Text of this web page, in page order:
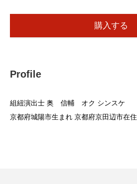
購入する
Profile
組紐演出士 奥 信輔 オク シンスケ
京都府城陽市生まれ 京都府京田辺市在住